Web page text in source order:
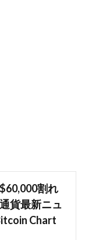
割れ
貨最新ニュ
Chart